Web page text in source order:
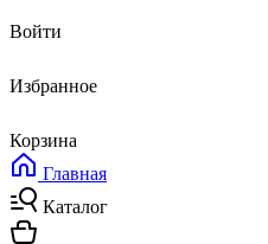
Войти
Избранное
Корзина
Главная
Каталог